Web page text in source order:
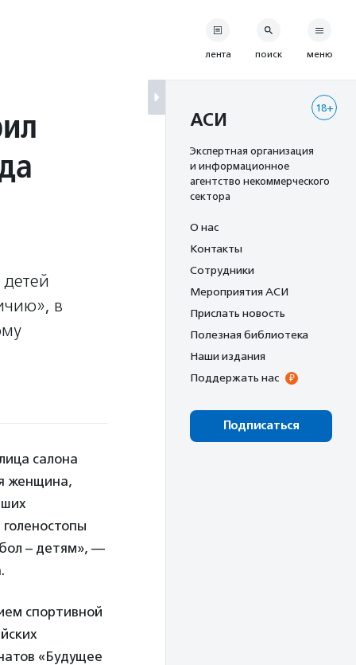
в
салона
женщина,
– детям», —
спортивной
«Будущее
лента поиск меню
18+
АСИ
Экспертная организация
и информационное
агентство некоммерческого
сектора
О нас
Контакты
Сотрудники
Мероприятия АСИ
Прислать новость
Полезная библиотека
Наши издания
Поддержать нас
Подписаться